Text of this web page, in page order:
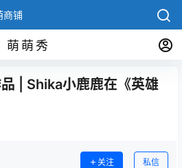
商铺
萌萌秀
| Shika小鹿鹿在《英雄
关注 私信